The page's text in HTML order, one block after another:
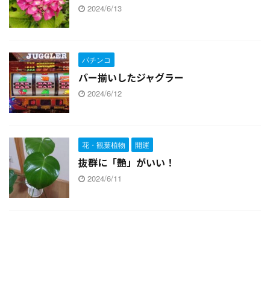
2024/6/13
パチンコ
バー揃いしたジャグラー
2024/6/12
花・観葉植物 開運
抜群に「艶」がいい！
2024/6/11